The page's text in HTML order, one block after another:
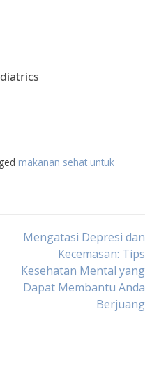
makanan sehat untuk
Mengatasi Depresi dan
Kecemasan: Tips
Kesehatan Mental yang
Dapat Membantu Anda
Berjuang